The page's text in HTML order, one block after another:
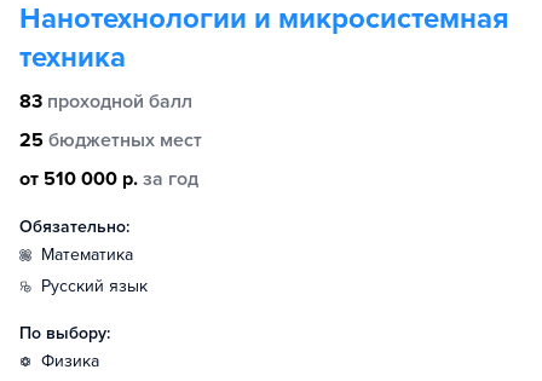
Нанотехнологии и микросистемная
техника
83 проходной балл
25 бюджетных мест
от 510 000 р. за год
Обязательно:
математика
русский язык
По выбору:
физика